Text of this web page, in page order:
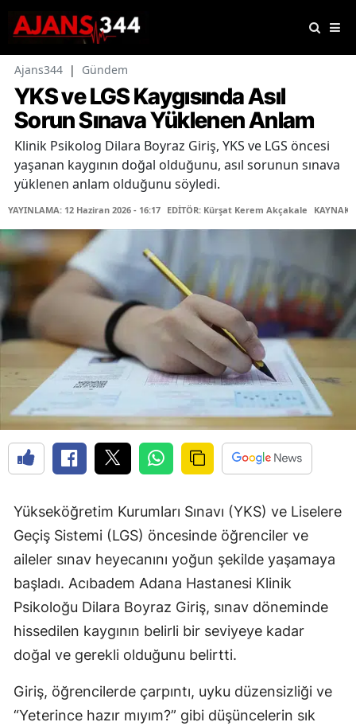
Ajans344 | Gündem
YKS ve LGS Kaygısında Asıl
Sorun Sınava Yüklenen Anlam
Klinik Psikolog Dilara Boyraz Giriş, YKS ve LGS öncesi
yaşanan kaygının doğal olduğunu, asıl sorunun sınava
yüklenen anlam olduğunu söyledi.
YAYINLAMA: 12 Haziran 2026 - 16:17 EDİTÖR: Kürşat Kerem Akçakale KAYNAK:
Yükseköğretim Kurumları Sınavı (YKS) ve Liselere
Geçiş Sistemi (LGS) öncesinde öğrenciler ve
aileler sınav heyecanını yoğun şekilde yaşamaya
başladı. Acıbadem Adana Hastanesi Klinik
Psikoloğu Dilara Boyraz Giriş, sınav döneminde
hissedilen kaygının belirli bir seviyeye kadar
doğal ve gerekli olduğunu belirtti.
Giriş, öğrencilerde çarpıntı, uyku düzensizliği ve
“Yeterince hazır mıyım?” gibi düşüncelerin sık